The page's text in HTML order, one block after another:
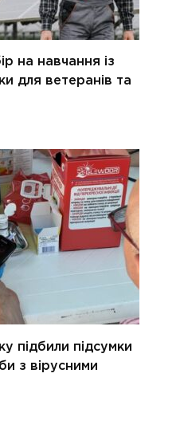
на навчання із
для ветеранів та
підбили підсумки
з вірусними